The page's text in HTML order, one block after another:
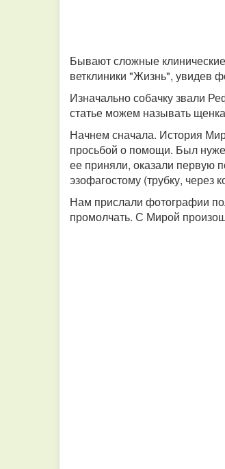
Бывают сложные
ветклиники "Жизнь", увидев
Изначально собачку звали
статье можем называть
Начнем сначала. История
просьбой о помощи. Был
ее приняли, оказали первую
эзофагостому (трубку, через
Нам прислали фотографии
промолчать. С Мирой